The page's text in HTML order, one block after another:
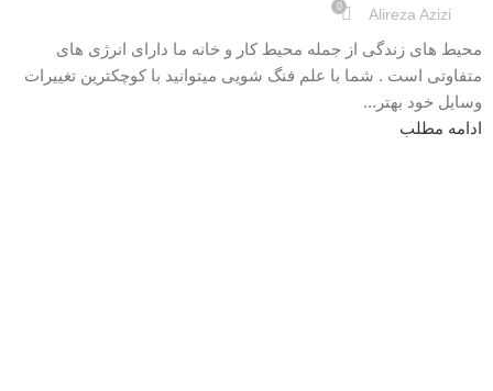
Alireza Azizi
0
محیط های زندگی از جمله محیط کار و خانه ما دارای انرژی های
متفاوتی است . شما با علم فنگ شویی میتوانید با کوچکترین تغییرات
وسایل خود بهتر...
ادامه مطلب